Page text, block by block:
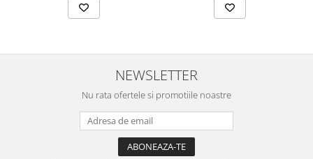
NEWSLETTER
Nu rata ofertele si promotiile noastre